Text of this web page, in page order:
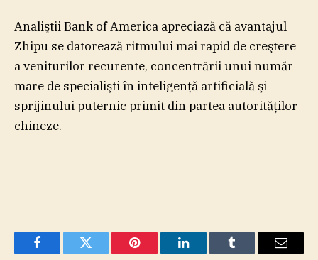
Analiştii Bank of America apreciază că avantajul
Zhipu se datorează ritmului mai rapid de creştere
a veniturilor recurente, concentrării unui număr
mare de specialişti în inteligenţă artificială şi
sprijinului puternic primit din partea autorităţilor
chineze.
FacebookTwitter Pinterest LinkedInTumblr Email